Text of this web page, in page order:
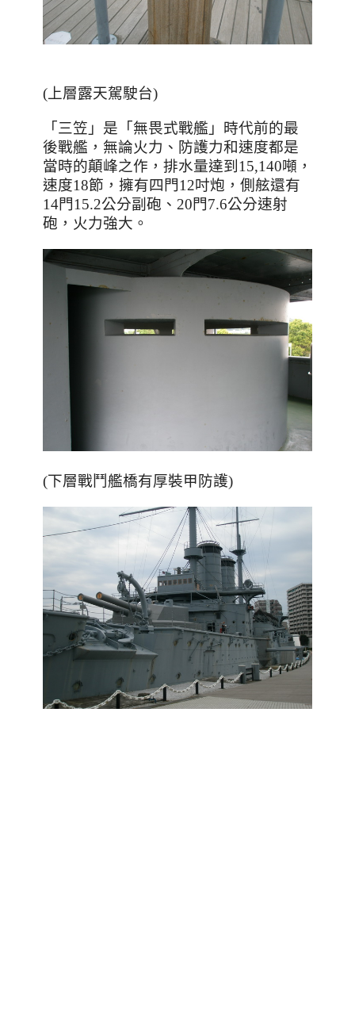
(上層露天駕駛台)
「三笠」是「無畏式戰艦」時代前的最
後戰艦，無論火力、防護力和速度都是
當時的顛峰之作，排水量達到 15,140噸，
速度18節，擁有四門12吋炮，側舷還有
14門15.2公分副砲、 20門7.6公分速射
砲，火力強大。
(下層戰鬥艦橋有厚裝甲防護)